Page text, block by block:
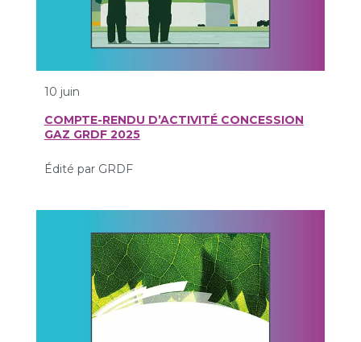
10 juin
COMPTE-RENDU D’ACTIVITÉ CONCESSION
GAZ GRDF 2025
Édité par GRDF